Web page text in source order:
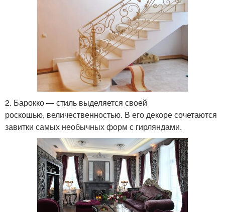
2. Барокко — стиль выделяется своей
роскошью, величественностью. В его декоре сочетаются
завитки самых необычных форм с гирляндами.